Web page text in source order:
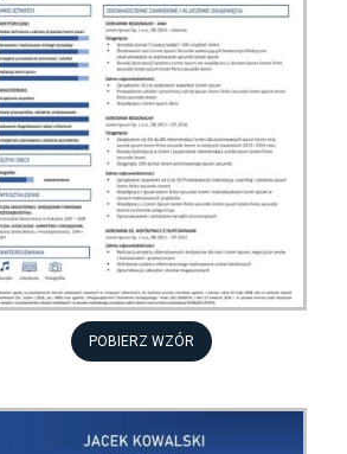
POBIERZ WZÓR